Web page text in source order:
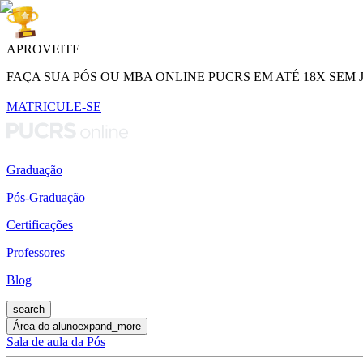
APROVEITE
FAÇA SUA PÓS OU MBA ONLINE PUCRS EM ATÉ 18X SEM
MATRICULE-SE
Graduação
Pós-Graduação
Certificações
Professores
Blog
search
Área do alunoexpand_more
Sala de aula da Pós